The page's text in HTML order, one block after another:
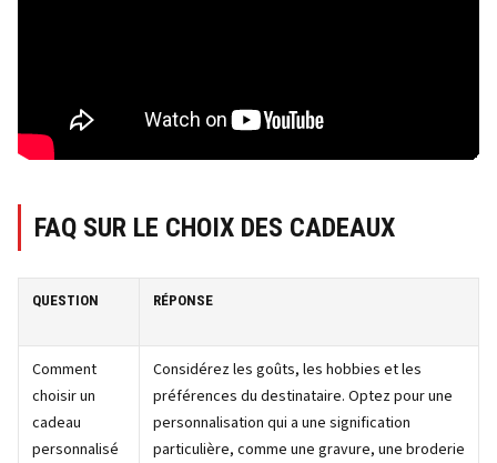
FAQ SUR LE CHOIX DES CADEAUX
QUESTION RÉPONSE
Comment
choisir un
cadeau
personnalisé
Considérez les goûts, les hobbies et les
préférences du destinataire. Optez pour une
personnalisation qui a une signification
particulière, comme une gravure, une broderie